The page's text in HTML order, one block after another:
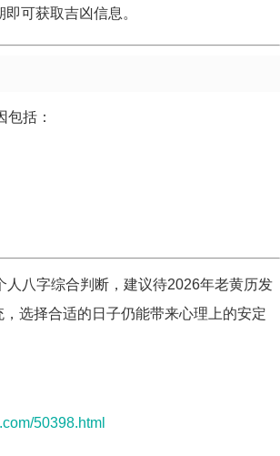
可获取吉凶信息。
括：
八字综合判断，建议待2026年老黄历发
选择合适的日子仍能带来心理上的安定
50398.html